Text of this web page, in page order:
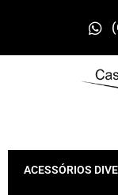
ACESSÓRIOS